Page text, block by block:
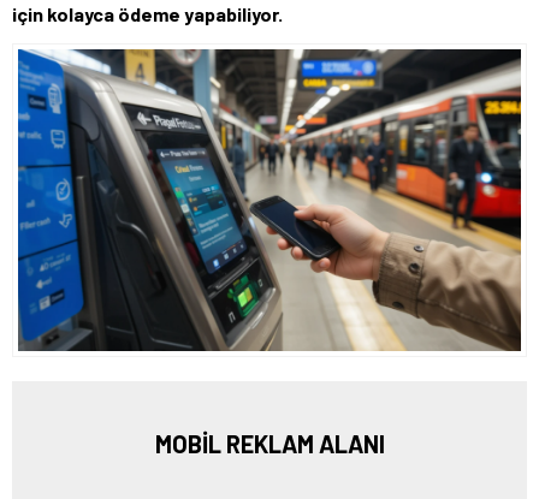
için kolayca ödeme yapabiliyor.
MOBİL REKLAM ALANI